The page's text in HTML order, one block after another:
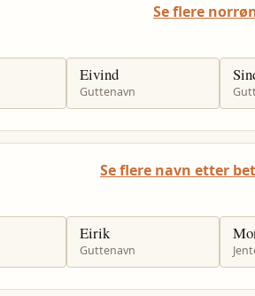
Se flere
Eivind
Guttenavn
Se flere navn etter
Eirik
Guttenavn